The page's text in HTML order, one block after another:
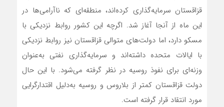
قزاقستان سرمایه‌گذاری کرده‌‌اند، منطقه‌‌ای که ناآرامی‌‌ها در
این ماه از آنجا آغاز شد. اگرچه این کشور روابط نزدیکی با
مسکو دارد، اما دولت‌های متوالی قزاقستان نیز روابط نزدیکی
با ایالات متحده داشته‌‌اند و سرمایه‌‌گذاری نفتی به‌عنوان
وزنه‌‌ای برای نفوذ روسیه در نظر گرفته می‌شود. با این حال
دولت قزاقستان کمتر از بلاروس و روسیه به‌دلیل اقتدارگرایی
مورد انتقاد قرار گرفته است.